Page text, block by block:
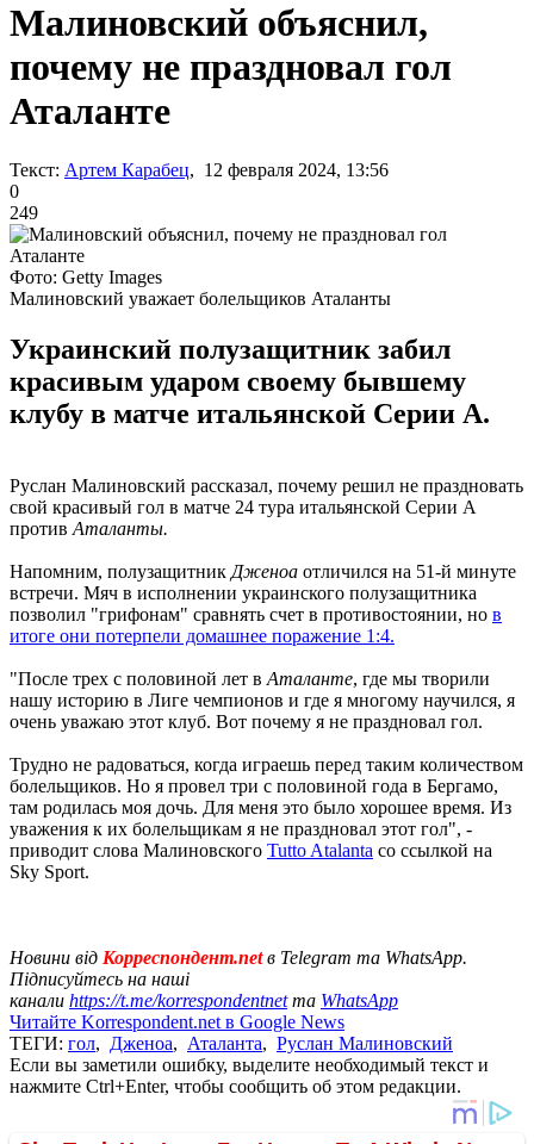
Малиновский объяснил,
почему не праздновал гол
Аталанте
Текст: Артем Карабец, 12 февраля 2024, 13:56
0
249
Фото: Getty Images
Малиновский уважает болельщиков Аталанты
Украинский полузащитник забил
красивым ударом своему бывшему
клубу в матче итальянской Серии А.
Руслан Малиновский рассказал, почему решил не праздновать
свой красивый гол в матче 24 тура итальянской Серии А
против Аталанты.
Напомним, полузащитник Дженоа отличился на 51-й минуте
встречи. Мяч в исполнении украинского полузащитника
позволил "грифонам" сравнять счет в противостоянии, но в
итоге они потерпели домашнее поражение 1:4.
"После трех с половиной лет в Аталанте, где мы творили
нашу историю в Лиге чемпионов и где я многому научился, я
очень уважаю этот клуб. Вот почему я не праздновал гол.
Трудно не радоваться, когда играешь перед таким количеством
болельщиков. Но я провел три с половиной года в Бергамо,
там родилась моя дочь. Для меня это было хорошее время. Из
уважения к их болельщикам я не праздновал этот гол", -
приводит слова Малиновского Tutto Atalanta со ссылкой на
Sky Sport.
Новини від Корреспондент.netв Telegram та WhatsApp.
Підписуйтесь на наші
канали https://t.me/korrespondentnetта WhatsApp
Читайте Korrespondent.net в Google News
ТЕГИ: гол, Дженоа, Аталанта, Руслан Малиновский
Если вы заметили ошибку, выделите необходимый текст и
нажмите Ctrl+Enter, чтобы сообщить об этом редакции.